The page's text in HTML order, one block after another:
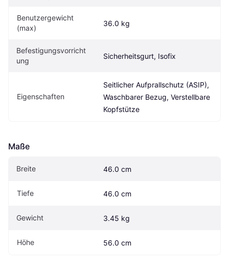
Benutzergewicht
(max)
36.0 kg
Befestigungsvorricht
ung
Sicherheitsgurt, Isofix
Eigen­schaften
Seitlicher Aufprallschutz (ASIP),
Waschbarer Bezug, Verstellbare
Kopfstütze
Maße
Breite 46.0 cm
Tiefe 46.0 cm
Gewicht 3.45 kg
Höhe 56.0 cm